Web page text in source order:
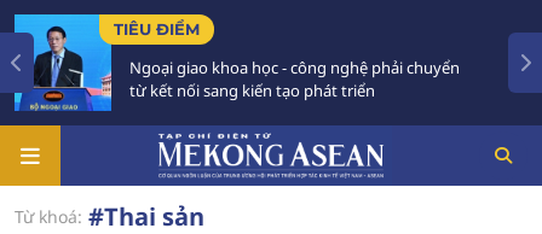
TIÊU ĐIỂM
Ngoại giao khoa học - công nghệ phải chuyển
từ kết nối sang kiến tạo phát triển
Từ khoá: #Thai sản